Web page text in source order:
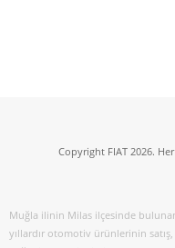
Copyright FIAT 2026. Her
Muğla ilinin Milas ilçesinde
yıllardır otomotiv ürünlerinin